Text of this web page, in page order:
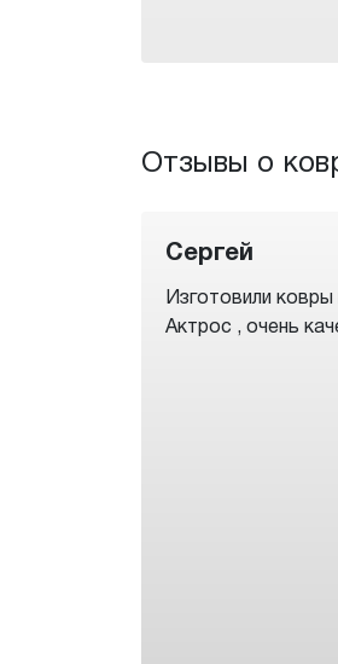
Отзывы о
Сергей
Изготовили
Актрос , очень